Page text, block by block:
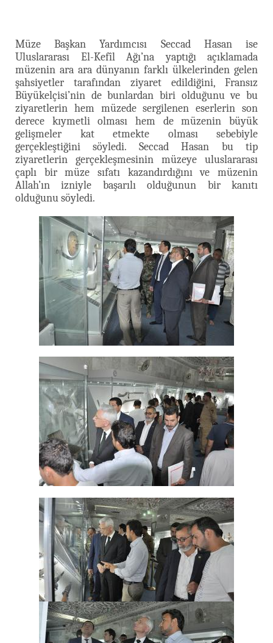
Müze Başkan Yardımcısı Seccad Hasan ise
Uluslararası El-Kefîl Ağı’na yaptığı açıklamada
müzenin ara ara dünyanın farklı ülkelerinden gelen
şahsiyetler tarafından ziyaret edildiğini, Fransız
Büyükelçisi’nin de bunlardan biri olduğunu ve bu
ziyaretlerin hem müzede sergilenen eserlerin son
derece kıymetli olması hem de müzenin büyük
gelişmeler kat etmekte olması sebebiyle
gerçekleştiğini söyledi. Seccad Hasan bu tip
ziyaretlerin gerçekleşmesinin müzeye uluslararası
çaplı bir müze sıfatı kazandırdığını ve müzenin
Allah’ın izniyle başarılı olduğunun bir kanıtı
olduğunu söyledi.